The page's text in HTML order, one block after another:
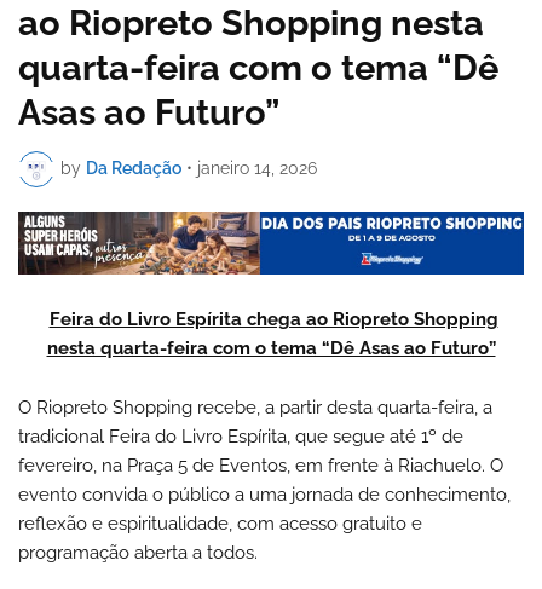
ao Riopreto Shopping nesta
quarta-feira com o tema “Dê
Asas ao Futuro”
by Da Redação • janeiro 14, 2026
Feira do Livro Espírita chega ao Riopreto Shopping
nesta quarta-feira com o tema “Dê Asas ao Futuro”
O Riopreto Shopping recebe, a partir desta quarta-feira, a
tradicional Feira do Livro Espírita, que segue até 1º de
fevereiro, na Praça 5 de Eventos, em frente à Riachuelo. O
evento convida o público a uma jornada de conhecimento,
reflexão e espiritualidade, com acesso gratuito e
programação aberta a todos.